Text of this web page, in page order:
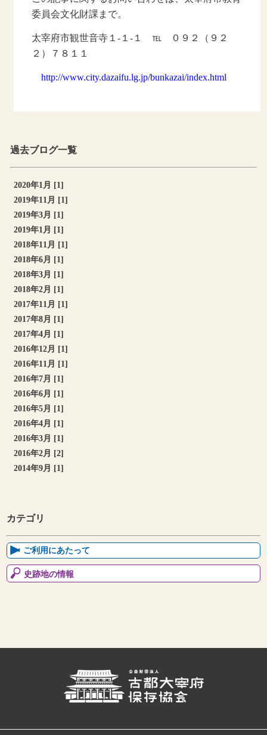
カテゴリ
ご利用にあたって
史跡地の情報
委員会文化財課まで。
太宰府市観世音寺１-１-１ ℡ ０９２（９２
２）７８１１
http://www.city.dazaifu.lg.jp/bunkazai/index.html
過去ブログ一覧
2020年1月 [1]
2019年11月 [1]
2019年3月 [1]
2019年1月 [1]
2018年11月 [1]
2018年6月 [1]
2018年3月 [1]
2018年2月 [1]
2017年11月 [1]
2017年8月 [1]
2017年4月 [1]
2016年12月 [1]
2016年11月 [1]
2016年7月 [1]
2016年6月 [1]
2016年5月 [1]
2016年4月 [1]
2016年3月 [1]
2016年2月 [2]
2014年9月 [1]